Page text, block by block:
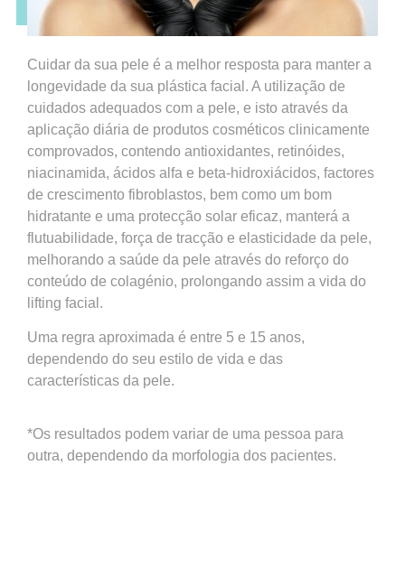
Cuidar da sua pele é a melhor resposta para manter a
longevidade da sua plástica facial. A utilização de
cuidados adequados com a pele, e isto através da
aplicação diária de produtos cosméticos clinicamente
comprovados, contendo antioxidantes, retinóides,
niacinamida, ácidos alfa e beta-hidroxiácidos, factores
de crescimento fibroblastos, bem como um bom
hidratante e uma protecção solar eficaz, manterá a
flutuabilidade, força de tracção e elasticidade da pele,
melhorando a saúde da pele através do reforço do
conteúdo de colagénio, prolongando assim a vida do
lifting facial.
Uma regra aproximada é entre 5 e 15 anos,
dependendo do seu estilo de vida e das
características da pele.
*Os resultados podem variar de uma pessoa para
outra, dependendo da morfologia dos pacientes.